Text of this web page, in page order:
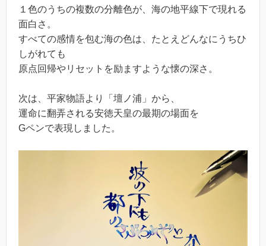
１色のうちの複数の分離色が、海の地平線下で現れる
面白さ。
すべての感情を包む海の色は、たとえどんなにうちひ
しがれても
原点回帰やリセットを励ますような懐の深さ。
次は、平家物語より「壇ノ浦」から、
運命に翻弄される安徳天皇の最期の場面を
Gペンで表現しました。